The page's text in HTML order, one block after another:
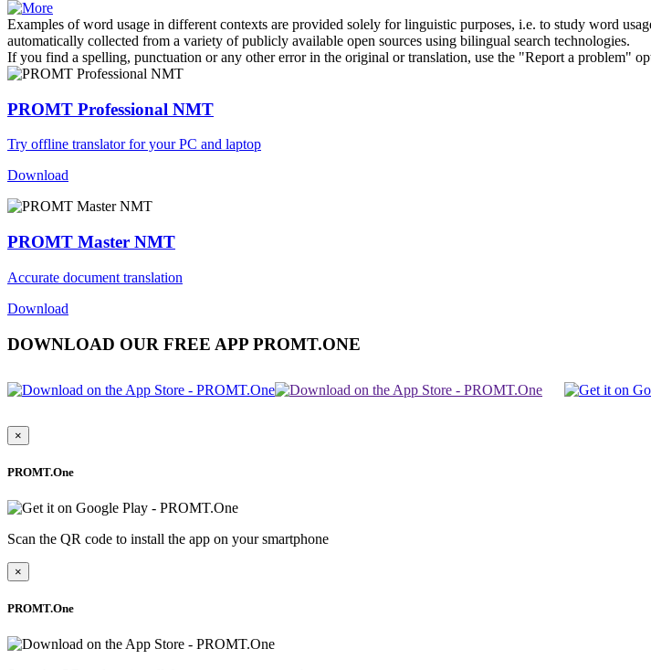
Examples of word usage in different contexts are provided solely for linguistic purposes, i.e. to study word
automatically collected from a variety of publicly available open sources using bilingual search technologies.
If you find a spelling, punctuation or any other error in the original or translation, use the "Report a problem"
PROMT Professional NMT
Try offline translator for your PC and laptop
Download
PROMT Master NMT
Accurate document translation
Download
DOWNLOAD OUR FREE APP PROMT.ONE
×
PROMT.One
Scan the QR code to install the app on your smartphone
×
PROMT.One